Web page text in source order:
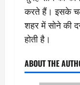
करते हैं। इसके
शहर में सोने की
होती है।
ABOUT THE